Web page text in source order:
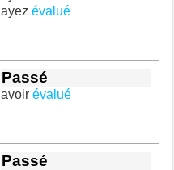
ayez évalué
Passé
avoir évalué
Passé